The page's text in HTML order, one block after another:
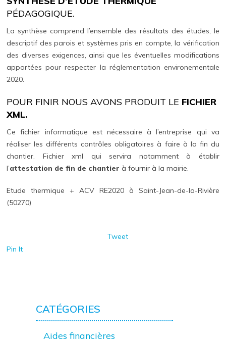
PÉDAGOGIQUE.
La synthèse comprend l’ensemble des résultats des études, le
descriptif des parois et systèmes pris en compte, la vérification
des diverses exigences, ainsi que les éventuelles modifications
apportées pour respecter la réglementation environementale
2020.
POUR FINIR NOUS AVONS PRODUIT LE FICHIER
XML.
Ce fichier informatique est nécessaire à l’entreprise qui va
réaliser les différents contrôles obligatoires à faire à la fin du
chantier. Fichier xml qui servira notamment à établir
l’attestation de fin de chantier à fournir à la mairie.
Etude thermique + ACV RE2020 à Saint-Jean-de-la-Rivière
(50270)
Tweet
Pin It
CATÉGORIES
Aides financières